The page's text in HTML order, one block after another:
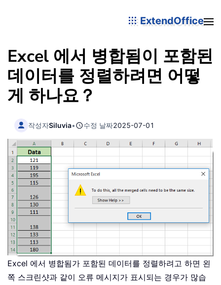
ExtendOffice
Excel 에서 병합됨이 포함된
데이터를 정렬하려면 어떻
게 하나요？
작성자Siluvia• 수정 날짜2025-07-01
Excel 에서 병합됨가 포함된 데이터를 정렬하려고 하면 왼
쪽 스크린샷과 같이 오류 메시지가 표시되는 경우가 많습